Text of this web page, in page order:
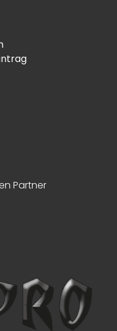
Partner